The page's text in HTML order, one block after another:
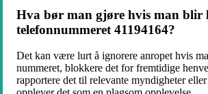
Hva bør man gjøre hvis man blir
telefonnummeret 41194164?
Det kan være lurt å ignorere anropet hvis
nummeret, blokkere det for fremtidige
rapportere det til relevante myndigheter